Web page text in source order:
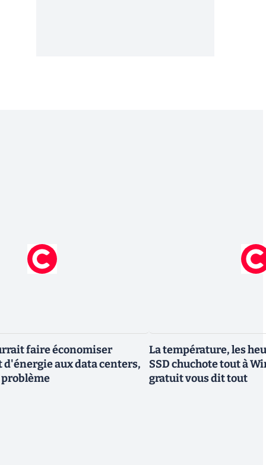
faire économiser
aux data centers,
problème
La température, les
SSD chuchote tout à
gratuit vous dit tout